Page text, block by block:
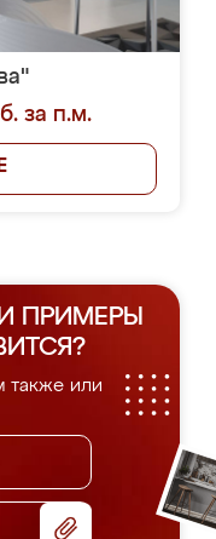
за п.м.
ПРИМЕРЫ
также или